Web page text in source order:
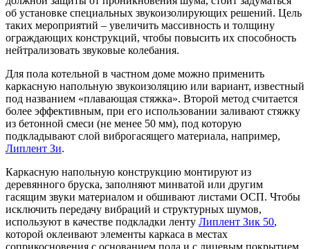
об установке специальных звукоизолирующих решений. Цель
таких мероприятий – увеличить массивность и толщину
ограждающих конструкций, чтобы повысить их способность
нейтрализовать звуковые колебания.
Для пола котельной в частном доме можно применить
каркасную напольную звукоизоляцию или вариант, известный
под названием «плавающая стяжка». Второй метод считается
более эффективным, при его использовании заливают стяжку
из бетонной смеси (не менее 50 мм), под которую
подкладывают слой виброгасящего материала, например,
Липлент Зи.
Каркасную напольную конструкцию монтируют из
деревянного бруска, заполняют минватой или другим
гасящим звуки материалом и обшивают листами ОСП. Чтобы
исключить передачу вибраций и структурных шумов,
используют в качестве подкладки ленту Липлент Зик 50,
которой оклеивают элементы каркаса в местах